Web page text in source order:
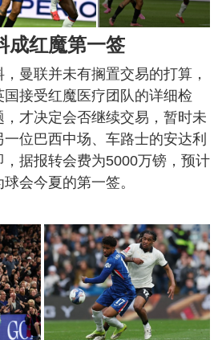
成红魔第一签
曼联并未有搁置交易的打算，
接受红魔医疗团队的详细检
才决定会否继续交易，暂时未
位巴西中场、车路士的安达利
据报转会费为5000万镑，预计
会今夏的第一签。